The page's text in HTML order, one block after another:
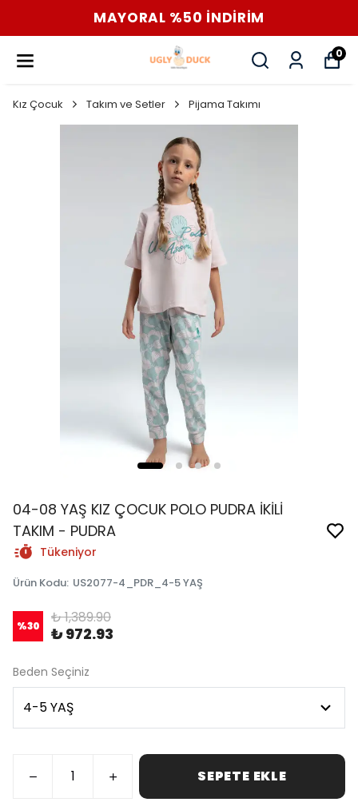
MAYORAL %50 İNDİRİM
0
Kız Çocuk Takım ve Setler Pijama Takımı
04-08 YAŞ KIZ ÇOCUK POLO PUDRA İKİLİ
TAKIM - PUDRA
Tükeniyor
Ürün Kodu: US2077-4_PDR_4-5 YAŞ
%30 ₺ 1,389.90
₺ 972.93
Beden Seçiniz
SEPETE EKLE